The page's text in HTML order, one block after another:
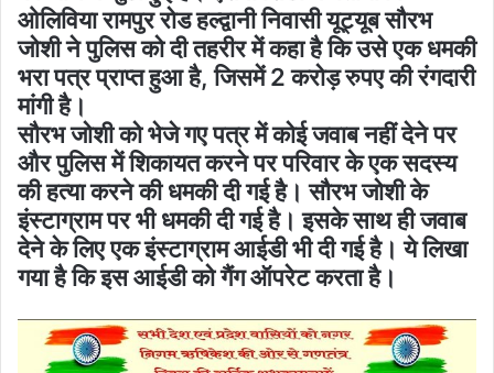
ओलिविया रामपुर रोड हल्द्वानी निवासी यूट्यूब सौरभ
जोशी ने पुलिस को दी तहरीर में कहा है कि उसे एक धमकी
भरा पत्र प्राप्त हुआ है, जिसमें 2 करोड़ रुपए की रंगदारी
मांगी है।
सौरभ जोशी को भेजे गए पत्र में कोई जवाब नहीं देने पर
और पुलिस में शिकायत करने पर परिवार के एक सदस्य
की हत्या करने की धमकी दी गई है। सौरभ जोशी के
इंस्टाग्राम पर भी धमकी दी गई है। इसके साथ ही जवाब
देने के लिए एक इंस्टाग्राम आईडी भी दी गई है। ये लिखा
गया है कि इस आईडी को गैंग ऑपरेट करता है।